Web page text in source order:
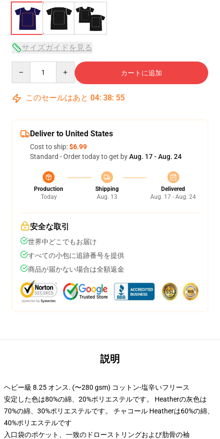
サイズガイドを見る
カートに追加
このセールはあと 04: 38: 54
Deliver to United States
Cost to ship:$6.99
Standard - Order today to get byAug. 17 - Aug. 24
Production
Today
Shipping
Aug. 13
Delivered
Aug. 17 - Aug. 24
安全な取引
世界中どこでもお届け
すべての小包に追跡番号を提供
商品が届かない場合は全額返金
説明
ヘビー級 8.25 オンス. (〜280 gsm) コットン-塩辛いフリース
安定した色は80%の綿、20%ポリエステルです。 Heatherの灰色は
70%の綿、30%ポリエステルです。 チャコール Heatherは60%の綿、
40%ポリエステルです
入口袋のポケット、一致のドローストリングおよび肋骨の袖